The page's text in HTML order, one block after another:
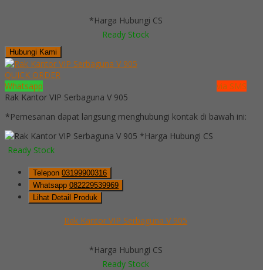
*Harga Hubungi CS
Ready Stock
Hubungi Kami
QUICK ORDER
Whatsapp
via SMS
Rak Kantor VIP Serbaguna V 905
*Pemesanan dapat langsung menghubungi kontak di bawah ini:
*Harga Hubungi CS
Ready Stock
Telepon 03199900316
Whatsapp 082229539969
Lihat Detail Produk
Rak Kantor VIP Serbaguna V 905
*Harga Hubungi CS
Ready Stock